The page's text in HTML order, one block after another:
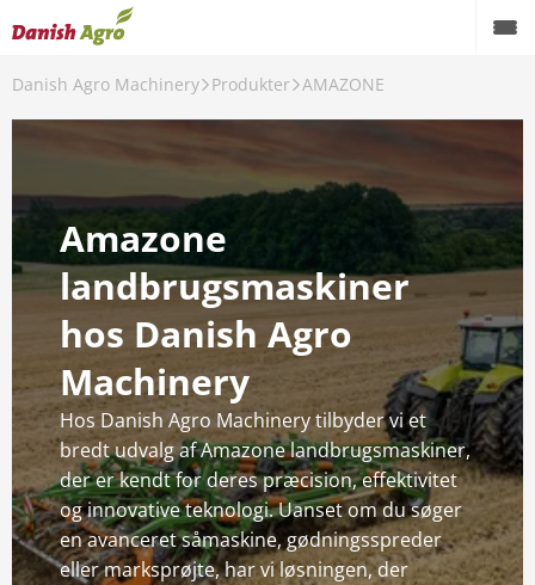
Danish Agro Machinery Produkter AMAZONE
Amazone
landbrugsmaskiner
hos Danish Agro
Machinery
Hos Danish Agro Machinery tilbyder vi et
bredt udvalg af Amazone landbrugsmaskiner,
der er kendt for deres præcision, effektivitet
og innovative teknologi. Uanset om du søger
en avanceret såmaskine, gødningsspreder
eller marksprøjte, har vi løsningen, der
Tilbage!!
Agrifac
AGXEED
Vredo
VM Loader
Fliegl
Spearhead
Kverneland